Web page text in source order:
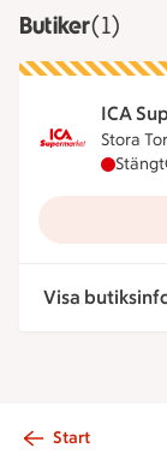
ButikerVisar 1
(1)
ICA
Stora
ICAStängt
Visa
Start